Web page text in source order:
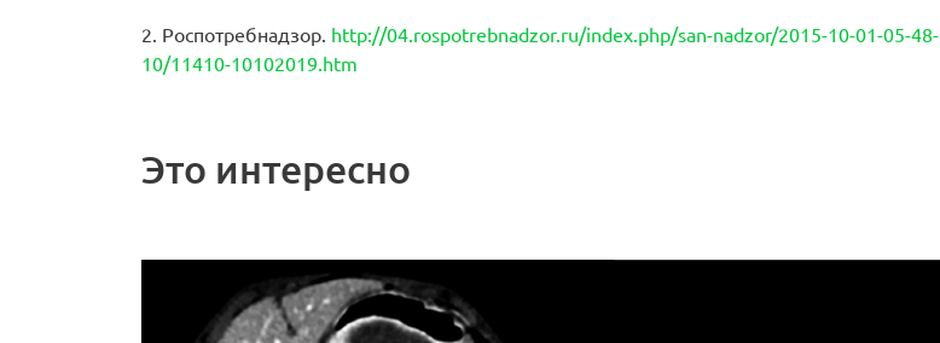
2. Роспотребнадзор. http://04.rospotrebnadzor.ru/index.php/san-nadzor/2015-10-01-05-48-
10/11410-10102019.htm
Это интересно